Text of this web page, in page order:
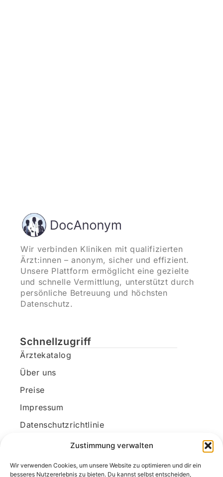
Zustimmung verwalten
Wir verwenden Cookies, um unsere Website zu optimieren und dir ein
besseres Nutzererlebnis zu bieten. Du kannst selbst entscheiden,
Wir verbinden Kliniken mit qualifizierten
Ärzt:innen – anonym, sicher und effizient.
Unsere Plattform ermöglicht eine gezielte
und schnelle Vermittlung, unterstützt durch
persönliche Betreuung und höchsten
Datenschutz.
Schnellzugriff
Ärztekatalog
Über uns
Preise
Impressum
Datenschutzrichtlinie
Kundenkonto
Unsere Kontaktdaten